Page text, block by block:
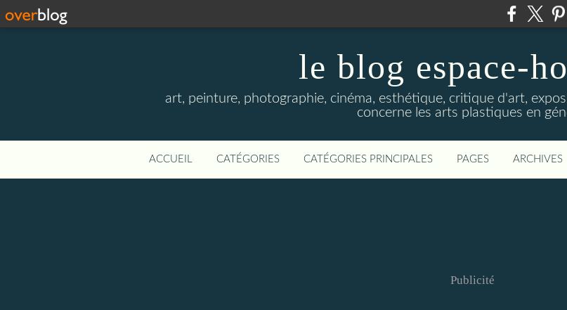
le blog espace-
art, peinture, photographie, cinéma, esthétique, critique d'art,
concerne les arts plastiques en
ACCUEIL CATÉGORIES CATÉGORIES PRINCIPALES PAGES ARCHIVES
Publicité